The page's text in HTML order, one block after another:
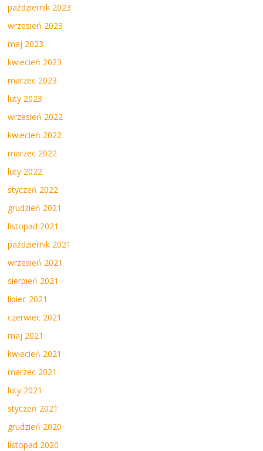
październik 2023
wrzesień 2023
maj 2023
kwiecień 2023
marzec 2023
luty 2023
wrzesień 2022
kwiecień 2022
marzec 2022
luty 2022
styczeń 2022
grudzień 2021
listopad 2021
październik 2021
wrzesień 2021
sierpień 2021
lipiec 2021
czerwiec 2021
maj 2021
kwiecień 2021
marzec 2021
luty 2021
styczeń 2021
grudzień 2020
listopad 2020